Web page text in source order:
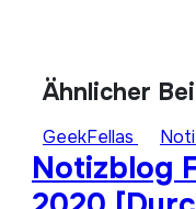
Ähnlicher
GeekFellas
Notizblog